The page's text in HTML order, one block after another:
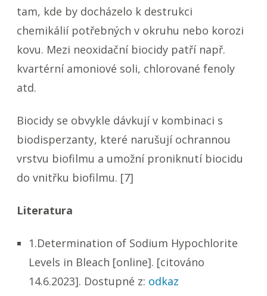
tam, kde by docházelo k destrukci
chemikálií potřebných v okruhu nebo korozi
kovu. Mezi neoxidační biocidy patří např.
kvartérní amoniové soli, chlorované fenoly
atd.
Biocidy se obvykle dávkují v kombinaci s
biodisperzanty, které narušují ochrannou
vrstvu biofilmu a umožní proniknutí biocidu
do vnitřku biofilmu. [7]
Literatura
1.Determination of Sodium Hypochlorite
Levels in Bleach [online]. [citováno
14.6.2023]. Dostupné z: odkaz